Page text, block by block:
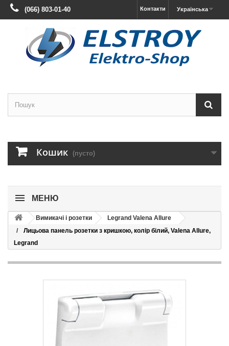
Українська
Контакти
(066) 803-01-40
Кошик (пусто)
МЕНЮ
Вимикачі і розетки
Legrand Valena Allure
Лицьова панель розетки з кришкою, колір білий, Valena Allure,
Legrand